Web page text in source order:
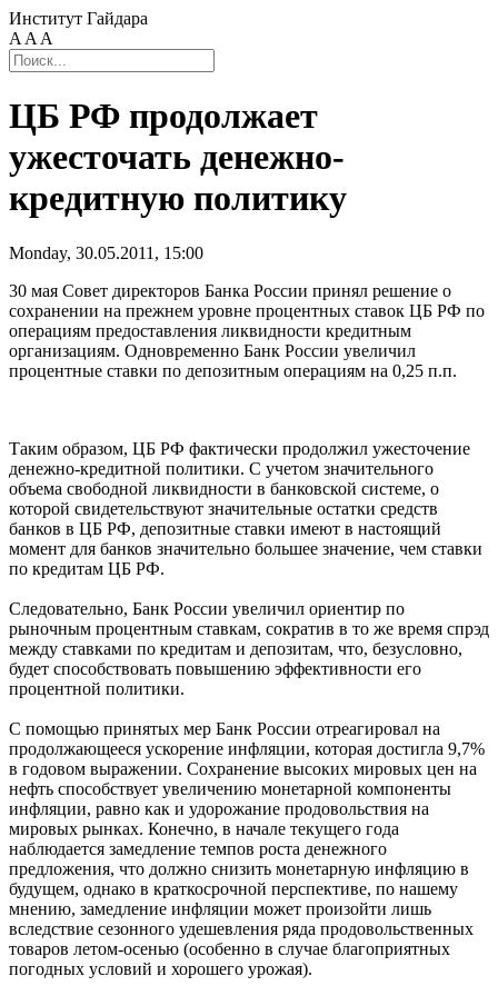
Институт Гайдара
A A A
ЦБ РФ продолжает
ужесточать денежно-
кредитную политику
Monday, 30.05.2011, 15:00
30 мая Совет директоров Банка России принял решение о
сохранении на прежнем уровне процентных ставок ЦБ РФ по
операциям предоставления ликвидности кредитным
организациям. Одновременно Банк России увеличил
процентные ставки по депозитным операциям на 0,25 п.п.
Таким образом, ЦБ РФ фактически продолжил ужесточение
денежно-кредитной политики. С учетом значительного
объема свободной ликвидности в банковской системе, о
которой свидетельствуют значительные остатки средств
банков в ЦБ РФ, депозитные ставки имеют в настоящий
момент для банков значительно большее значение, чем ставки
по кредитам ЦБ РФ.
Следовательно, Банк России увеличил ориентир по
рыночным процентным ставкам, сократив в то же время спрэд
между ставками по кредитам и депозитам, что, безусловно,
будет способствовать повышению эффективности его
процентной политики.
С помощью принятых мер Банк России отреагировал на
продолжающееся ускорение инфляции, которая достигла 9,7%
в годовом выражении. Сохранение высоких мировых цен на
нефть способствует увеличению монетарной компоненты
инфляции, равно как и удорожание продовольствия на
мировых рынках. Конечно, в начале текущего года
наблюдается замедление темпов роста денежного
предложения, что должно снизить монетарную инфляцию в
будущем, однако в краткосрочной перспективе, по нашему
мнению, замедление инфляции может произойти лишь
вследствие сезонного удешевления ряда продовольственных
товаров летом-осенью (особенно в случае благоприятных
погодных условий и хорошего урожая).